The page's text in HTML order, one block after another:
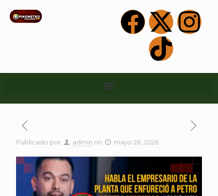
Publicado por admin on mayo 26, 2026